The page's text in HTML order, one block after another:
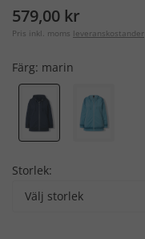
579,00 kr
Pris inkl. moms leveranskostander
Färg: marin
Storlek:
Välj storlek